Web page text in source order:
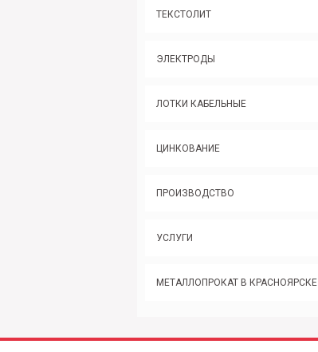
ТЕКСТОЛИТ
ЭЛЕКТРОДЫ
ЛОТКИ КАБЕЛЬНЫЕ
ЦИНКОВАНИЕ
ПРОИЗВОДСТВО
УСЛУГИ
МЕТАЛЛОПРОКАТ В КРАСНОЯРСКЕ